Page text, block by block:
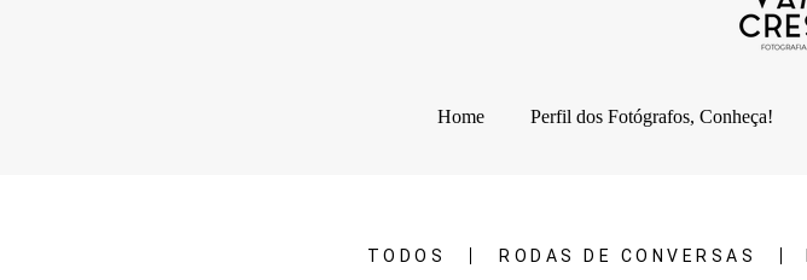
Home Perfil dos Fotógrafos, Conheça!
TODOS RODAS DE CONVERSAS